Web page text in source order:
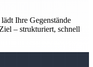
Ihre Gegenstände
– strukturiert, schnell